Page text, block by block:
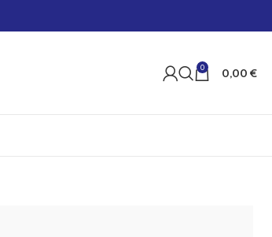
0 0,00 €